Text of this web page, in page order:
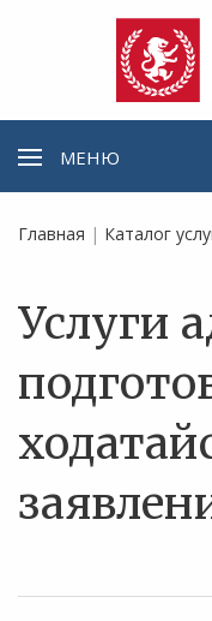
МЕНЮ
Главная | Каталог
Услуги